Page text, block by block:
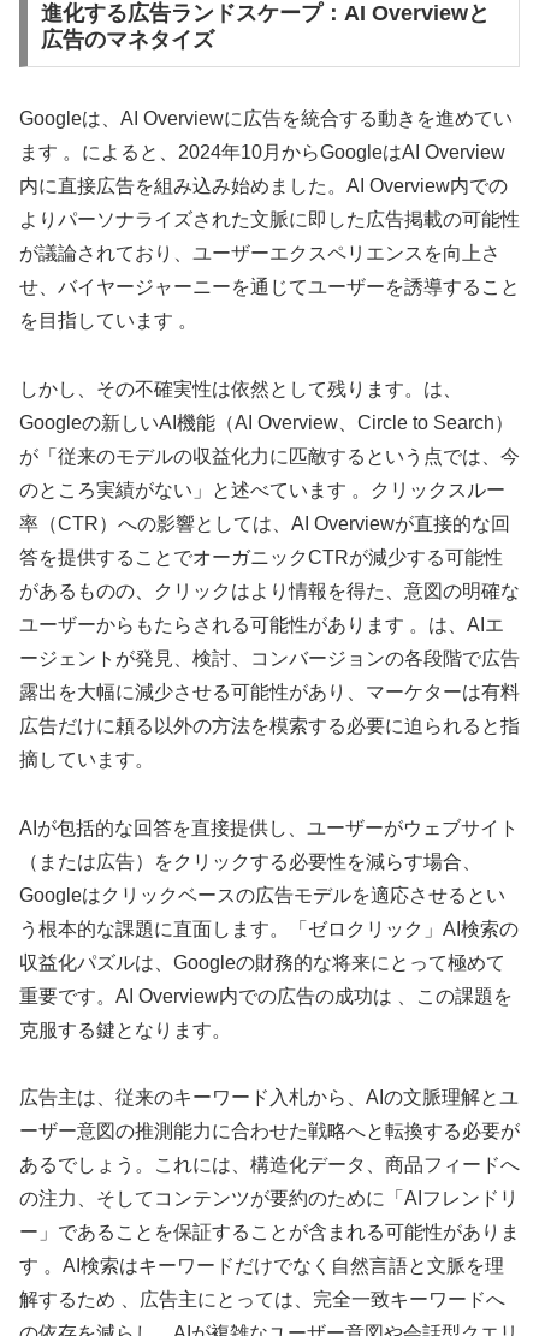
進化する広告ランドスケープ：AI Overviewと
広告のマネタイズ
Googleは、AI Overviewに広告を統合する動きを進めてい
ます 。によると、2024年10月からGoogleはAI Overview
内に直接広告を組み込み始めました。AI Overview内での
よりパーソナライズされた文脈に即した広告掲載の可能性
が議論されており、ユーザーエクスペリエンスを向上さ
せ、バイヤージャーニーを通じてユーザーを誘導すること
を目指しています 。
しかし、その不確実性は依然として残ります。は、
Googleの新しいAI機能（AI Overview、Circle to Search）
が「従来のモデルの収益化力に匹敵するという点では、今
のところ実績がない」と述べています 。クリックスルー
率（CTR）への影響としては、AI Overviewが直接的な回
答を提供することでオーガニックCTRが減少する可能性
があるものの、クリックはより情報を得た、意図の明確な
ユーザーからもたらされる可能性があります 。は、AIエ
ージェントが発見、検討、コンバージョンの各段階で広告
露出を大幅に減少させる可能性があり、マーケターは有料
広告だけに頼る以外の方法を模索する必要に迫られると指
摘しています。
AIが包括的な回答を直接提供し、ユーザーがウェブサイト
（または広告）をクリックする必要性を減らす場合、
Googleはクリックベースの広告モデルを適応させるとい
う根本的な課題に直面します。「ゼロクリック」AI検索の
収益化パズルは、Googleの財務的な将来にとって極めて
重要です。AI Overview内での広告の成功は 、この課題を
克服する鍵となります。
広告主は、従来のキーワード入札から、AIの文脈理解とユ
ーザー意図の推測能力に合わせた戦略へと転換する必要が
あるでしょう。これには、構造化データ、商品フィードへ
の注力、そしてコンテンツが要約のために「AIフレンドリ
ー」であることを保証することが含まれる可能性がありま
す 。AI検索はキーワードだけでなく自然言語と文脈を理
解するため 、広告主にとっては、完全一致キーワードへ